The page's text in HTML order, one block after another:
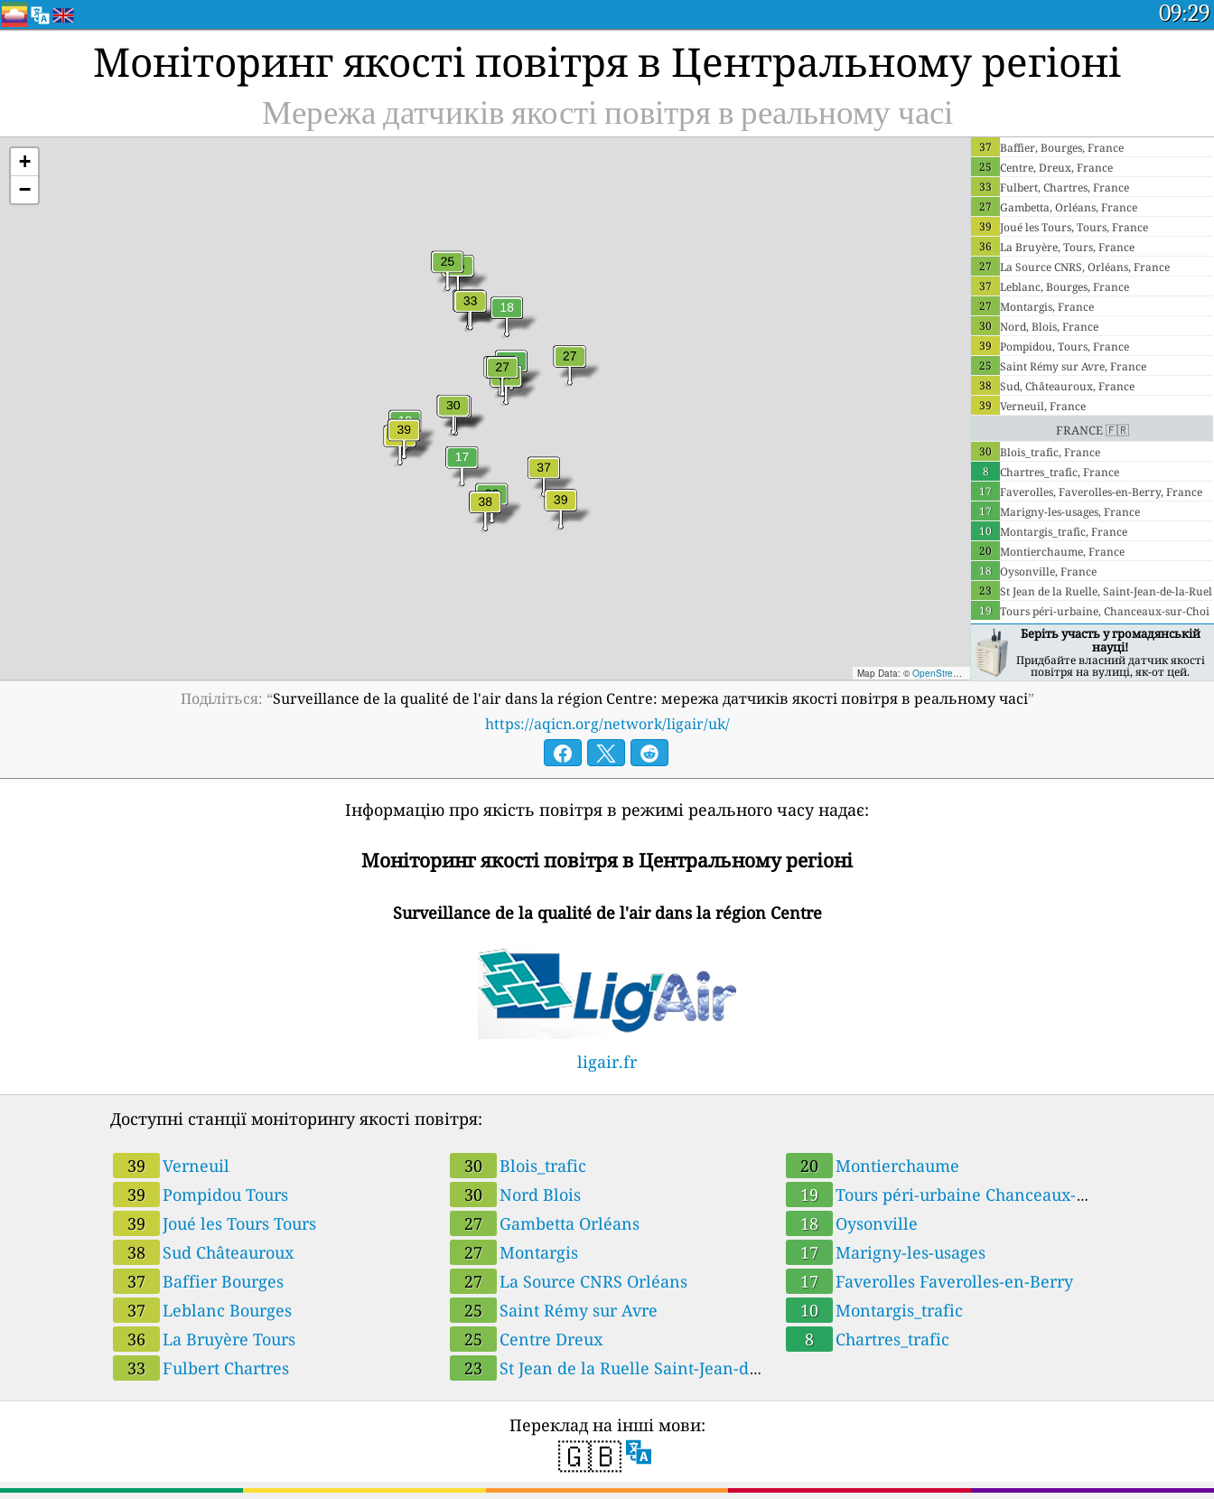
09:29
Моніторинг якості повітря в Центральному регіоні
Мережа датчиків якості повітря в реальному часі
+
−
Map Data: © OpenStreetMap contributors ; Map render ©Tracestrack
37 Baffier, Bourges, France
25 Centre, Dreux, France
33 Fulbert, Chartres, France
27 Gambetta, Orléans, France
39 Joué les Tours, Tours, France
36 La Bruyère, Tours, France
27 La Source CNRS, Orléans, France
37 Leblanc, Bourges, France
27 Montargis, France
30 Nord, Blois, France
39 Pompidou, Tours, France
25 Saint Rémy sur Avre, France
38 Sud, Châteauroux, France
39 Verneuil, France
France 🇫🇷
30 Blois_trafic, France
8
Chartres_trafic, France
17 Faverolles, Faverolles-en-Berry, France
17 Marigny-les-usages, France
10 Montargis_trafic, France
20 Montierchaume, France
18 Oysonville, France
23 St Jean de la Ruelle, Saint-Jean-de-la-Ruel
le, France
19 Tours péri-urbaine, Chanceaux-sur-Choi
sille, France
Беріть участь у громадянській
науці!
Придбайте власний датчик якості
повітря на вулиці, як-от цей.
Поділіться: “Surveillance de la qualité de l'air dans la région Centre: мережа датчиків якості повітря в реальному часі”
https://aqicn.org/network/ligair/uk/
Інформацію про якість повітря в режимі реального часу надає:
Моніторинг якості повітря в Центральному регіоні
Surveillance de la qualité de l'air dans la région Centre
ligair.fr
Доступні станції моніторингу якості повітря:
39
Verneuil
39
Pompidou Tours
39
Joué les Tours Tours
38
Sud Châteauroux
37
Baffier Bourges
37
Leblanc Bourges
36
La Bruyère Tours
33
Fulbert Chartres
30
Blois_trafic
30
Nord Blois
27
Gambetta Orléans
27
Montargis
27
La Source CNRS Orléans
25
Saint Rémy sur Avre
25
Centre Dreux
23
St Jean de la Ruelle Saint-Jean-de-
la-Ruelle
20
Montierchaume
19
Tours péri-urbaine Chanceaux-
sur-Choisille
18
Oysonville
17
Marigny-les-usages
17
Faverolles Faverolles-en-Berry
10
Montargis_trafic
8
Chartres_trafic
Переклад на інші мови:
🇬🇧